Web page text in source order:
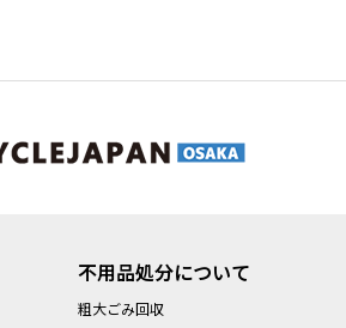
不用品処分について
粗大ごみ回収